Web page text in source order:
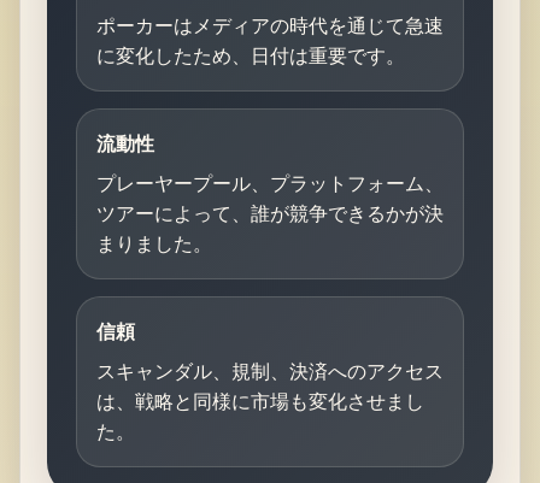
ポーカーはメディアの時代を通じて急速
に変化したため、日付は重要です。
流動性
プレーヤープール、プラットフォーム、
ツアーによって、誰が競争できるかが決
まりました。
信頼
スキャンダル、規制、決済へのアクセス
は、戦略と同様に市場も変化させまし
た。